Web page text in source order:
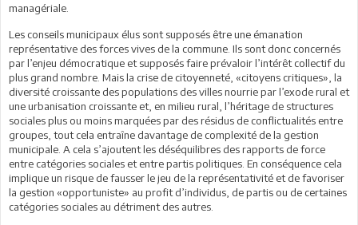
managériale.
Les conseils municipaux élus sont supposés être une émanation
représentative des forces vives de la commune. Ils sont donc concernés
par l’enjeu démocratique et supposés faire prévaloir l’intérêt collectif du
plus grand nombre. Mais la crise de citoyenneté, «citoyens critiques», la
diversité croissante des populations des villes nourrie par l’exode rural et
une urbanisation croissante et, en milieu rural, l’héritage de structures
sociales plus ou moins marquées par des résidus de conflictualités entre
groupes, tout cela entraîne davantage de complexité de la gestion
municipale. A cela s’ajoutent les déséquilibres des rapports de force
entre catégories sociales et entre partis politiques. En conséquence cela
implique un risque de fausser le jeu de la représentativité et de favoriser
la gestion «opportuniste» au profit d’individus, de partis ou de certaines
catégories sociales au détriment des autres.